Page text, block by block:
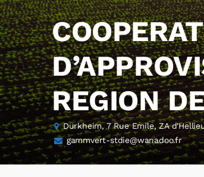
REGION
Durkheim, 7 Rue Emile, ZA
gammvert-stdie@wanadoo.fr